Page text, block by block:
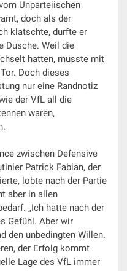
Unparteiischen
doch als der
klatschte, durfte er
Dusche. Weil die
hatten, musste mit
Doch dieses
nur eine Randnotiz
der VfL all die
waren,
zwischen Defensive
Patrick Fabian, der
lobte nach der Partie
aber in allen
„Ich hatte nach der
Gefühl. Aber wir
den unbedingten Willen.
der Erfolg kommt
Lage des VfL immer